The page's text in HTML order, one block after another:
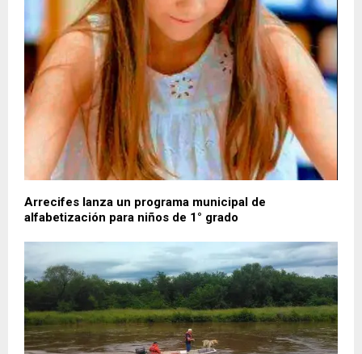
Arrecifes lanza un programa municipal de
alfabetización para niños de 1° grado